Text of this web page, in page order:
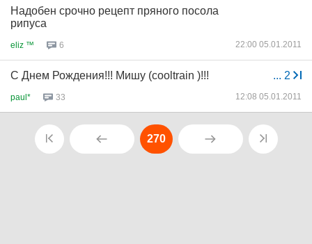
Надобен срочно рецепт пряного посола
рипуса
eliz ™ 6 22:00 05.01.2011
... 2
С Днем Рождения!!! Мишу (cooltrain )!!!
paul* 33 12:08 05.01.2011
270